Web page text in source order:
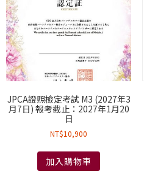
JPCA證照檢定考試 M3 (2027年3
月7日) 報考截止：2027年1月20
日
NT$10,900
加入購物車